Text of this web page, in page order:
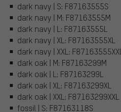
dark navy | S: F87163555S
dark navy | M: F87163555M
dark navy | L: F87163555L
dark navy | XL: F87163555XL
dark navy | XXL: F87163555XXL
dark oak | M: F87163299M
dark oak | L: F87163299L
dark oak | XL: F87163299XL
dark oak | XXL: F87163299XXL
fossil | S: F87163118S